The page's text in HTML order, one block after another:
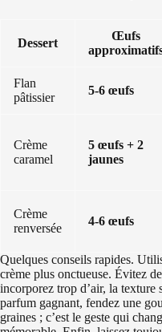
Dessert
Œufs
Flan
pâtissier
5-6 œufs
Crème
caramel
5 œufs + 2
jaunes
Crème
renversée
4-6 œufs
Quelques conseils rapides.
crème plus onctueuse. Évitez
incorporez trop d’air, la texture
parfum gagnant, fendez une
graines ; c’est le geste qui